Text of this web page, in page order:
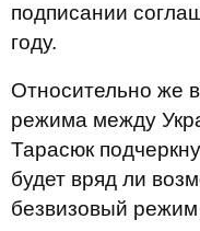
подписании
году.
Относительно же
режима между
Тарасюк
будет вряд ли
безвизовый